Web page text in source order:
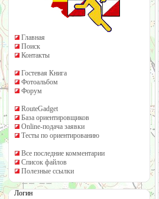
Главная
Поиск
Контакты
Гостевая Книга
Фотоальбом
Форум
RouteGadget
База ориентировщиков
Online-подача заявки
Тесты по ориентированию
Все последние комментарии
Список файлов
Полезные ссылки
Логин